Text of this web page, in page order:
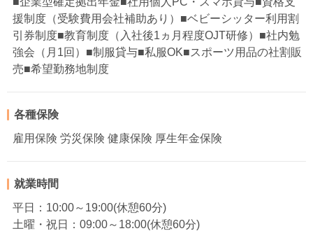
援制度（受験費用会社補助あり）■ベビーシッター利用割
引券制度■教育制度（入社後1ヵ月程度OJT研修）■社内勉
強会（月1回）■制服貸与■私服OK■スポーツ用品の社割販
売■希望勤務地制度
各種保険
雇用保険 労災保険 健康保険 厚生年金保険
就業時間
平日：10:00～19:00(休憩60分)
土曜・祝日：09:00～18:00(休憩60分)